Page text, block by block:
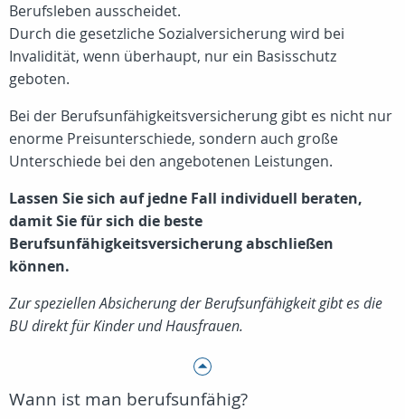
Berufsleben ausscheidet.
Durch die gesetzliche Sozialversicherung wird bei
Invalidität, wenn überhaupt, nur ein Basisschutz
geboten.
Bei der Berufsunfähigkeitsversicherung gibt es nicht nur
enorme Preisunterschiede, sondern auch große
Unterschiede bei den angebotenen Leistungen.
Lassen Sie sich auf jedne Fall individuell beraten,
damit Sie für sich die beste
Berufsunfähigkeitsversicherung abschließen
können.
Zur speziellen Absicherung der Berufsunfähigkeit gibt es die
BU direkt für Kinder und Hausfrauen.
Wann ist man berufsunfähig?